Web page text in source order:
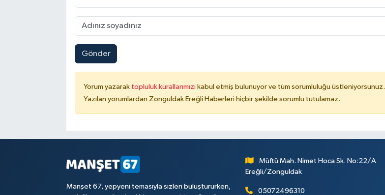
Gönder
Yorum yazarak topluluk kurallarımızı kabul etmiş bulunuyor ve tüm sorumluluğu üstleniyorsunuz.
Yazılan yorumlardan Zonguldak Ereğli Haberleri hiçbir şekilde sorumlu tutulamaz.
Manşet 67, yepyeni temasıyla sizleri buluştururken,
Müftü Mah. Nimet Hoca Sk. No:22/A
Ereğli/Zonguldak
05072496310